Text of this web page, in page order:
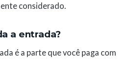
considerado.
a entrada?
é a parte que você paga com